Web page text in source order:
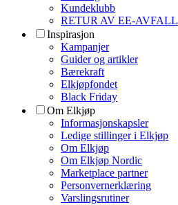
Kundeklubb
RETUR AV EE-AVFALL
Inspirasjon
Kampanjer
Guider og artikler
Bærekraft
Elkjøpfondet
Black Friday
Om Elkjøp
Informasjonskapsler
Ledige stillinger i Elkjøp
Om Elkjøp
Om Elkjøp Nordic
Marketplace partner
Personvernerklæring
Varslingsrutiner